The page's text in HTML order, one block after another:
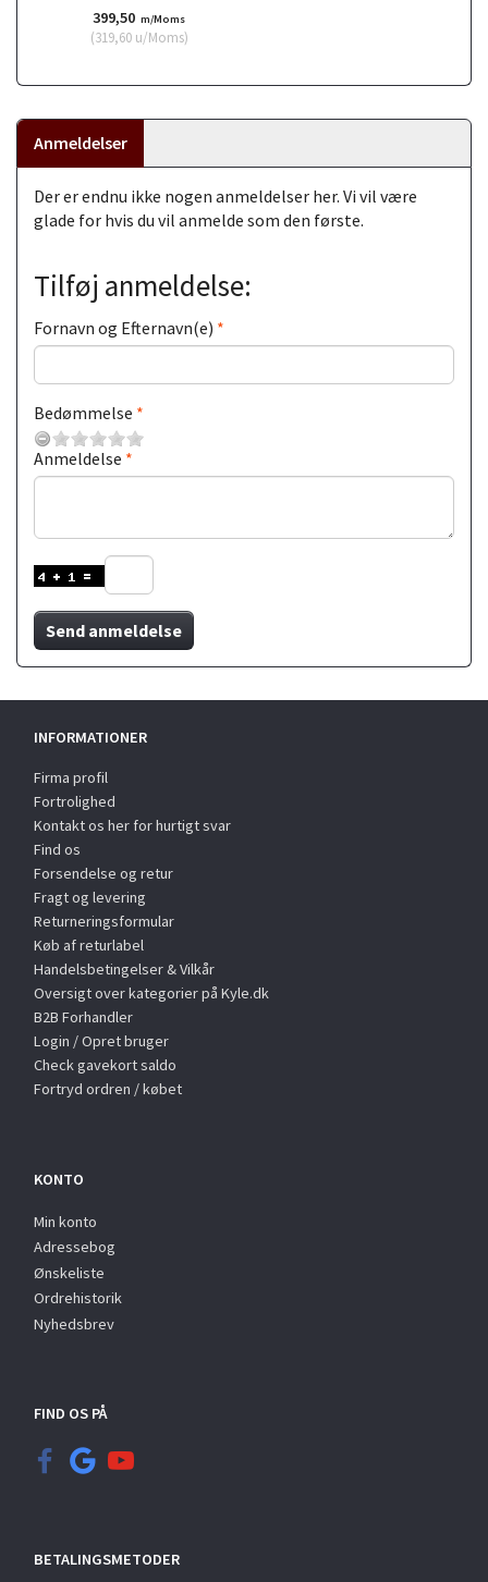
399,50 m/Moms
(319,60u/Moms)
Anmeldelser
Der er endnu ikke nogen anmeldelser her. Vi vil være
glade for hvis du vil anmelde som den første.
Tilføj anmeldelse:
Fornavn og Efternavn(e)
Bedømmelse
Anmeldelse
Send anmeldelse
INFORMATIONER
Firma profil
Fortrolighed
Kontakt os her for hurtigt svar
Find os
Forsendelse og retur
Fragt og levering
Returneringsformular
Køb af returlabel
Handelsbetingelser & Vilkår
Oversigt over kategorier på Kyle.dk
B2B Forhandler
Login / Opret bruger
Check gavekort saldo
Fortryd ordren / købet
KONTO
Min konto
Adressebog
Ønskeliste
Ordrehistorik
Nyhedsbrev
FIND OS PÅ
BETALINGSMETODER